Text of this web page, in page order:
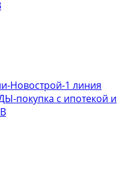
Новострой-1 линия
покупка с ипотекой и